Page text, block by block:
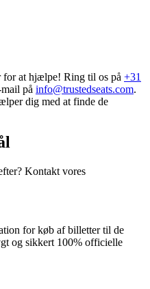
for at hjælpe! Ring til os på +31
på info@trustedseats.com.
dig med at finde de
Kontakt vores
for køb af billetter til de
og sikkert 100% officielle